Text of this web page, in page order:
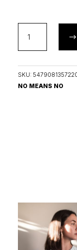
MEANS
NO
dámské
tričko
SKU:
NO MEANS NO